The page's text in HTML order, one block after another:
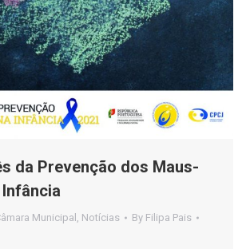
da Prevenção dos Maus-
Municipal , Notícias By Filipa Pais